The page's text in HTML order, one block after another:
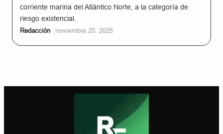
corriente marina del Atlántico Norte, a la categoría de
riesgo existencial.
Redacción /noviembre 20, 2025